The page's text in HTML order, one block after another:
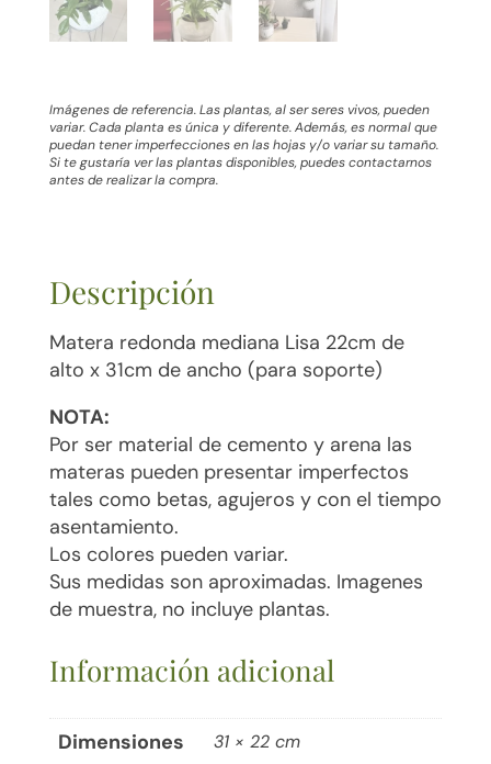
Imágenes de referencia. Las plantas, al ser seres vivos, pueden
variar. Cada planta es única y diferente. Además, es normal que
puedan tener imperfecciones en las hojas y/o variar su tamaño.
Si te gustaría ver las plantas disponibles, puedes contactarnos
antes de realizar la compra.
Descripción
Matera redonda mediana Lisa 22cm de
alto x 31cm de ancho (para soporte)
NOTA:
Por ser material de cemento y arena las
materas pueden presentar imperfectos
tales como betas, agujeros y con el tiempo
asentamiento.
Los colores pueden variar.
Sus medidas son aproximadas. Imagenes
de muestra, no incluye plantas.
Información adicional
Dimensiones 31 × 22 cm